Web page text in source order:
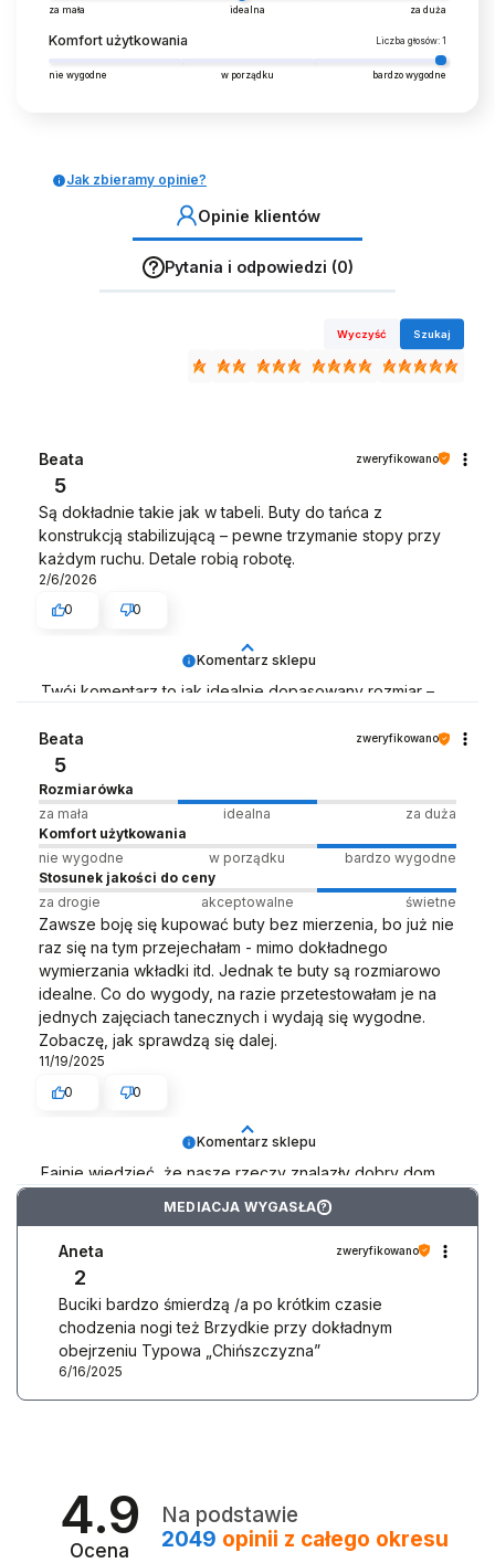
za mała idealna za duża
Komfort użytkowania Liczba głosów: 1
nie wygodne w porządku bardzo wygodne
Jak zbieramy opinie?
Opinie klientów
Pytania i odpowiedzi (0)
Wyczyść Szukaj
Komentarz sklepu
Twój komentarz to jak idealnie dopasowany rozmiar –
Zespół LELKA 🦋
Beata zweryfikowano
5
Są dokładnie takie jak w tabeli. Buty do tańca z
konstrukcją stabilizującą – pewne trzymanie stopy przy
każdym ruchu. Detale robią robotę.
2/6/2026
0
0
Komentarz sklepu
Fajnie wiedzieć, że nasze rzeczy znalazły dobry dom
Zespół LELKA 🦋
Beata zweryfikowano
5
Rozmiarówka
za mała
idealna
za duża
Komfort użytkowania
nie wygodne
w porządku
bardzo wygodne
Stosunek jakości do ceny
za drogie
akceptowalne świetne
Zawsze boję się kupować buty bez mierzenia, bo już nie
raz się na tym przejechałam - mimo dokładnego
wymierzania wkładki itd. Jednak te buty są rozmiarowo
idealne. Co do wygody, na razie przetestowałam je na
jednych zajęciach tanecznych i wydają się wygodne.
Zobaczę, jak sprawdzą się dalej.
11/19/2025
0
0
MEDIACJA WYGASŁA ?
Aneta zweryfikowano
2
Buciki bardzo śmierdzą /a po krótkim czasie
chodzenia nogi też Brzydkie przy dokładnym
obejrzeniu Typowa „Chińszczyzna”
6/16/2025
4.9
Ocena
Na podstawie
2049 opinii z całego okresu